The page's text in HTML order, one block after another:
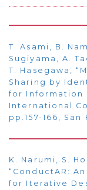
T. Asami, B.
Sugiyama, A.
T. Hasegawa,
Sharing by
for Information
International
pp.157-166, San
K. Narumi, S.
“ConductAR:
for Iterative